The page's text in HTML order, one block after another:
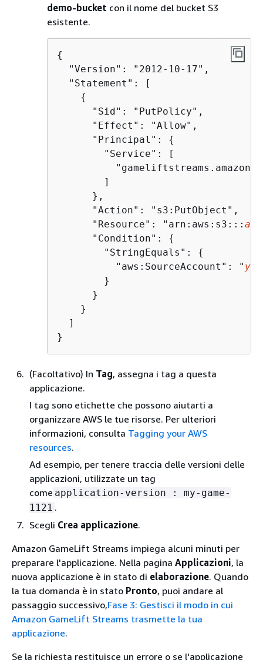
demo-bucket con il nome del bucket S3
esistente.
{
  "Version": "2012-10-17",
  "Statement": [
{
      "Sid": "PutPolicy",
      "Effect": "Allow",
      "Principal":
{
        "Service": [
        ]
      },
      "Action": "s3:PutObject",
      "Resource": "arn:aws:s3:::
      "Condition":
{
        "StringEquals":
{
          "aws:SourceAccount": "
        }
      }
    }
  ]
}
(Facoltativo) In Tag, assegna i tag a questa
applicazione.
I tag sono etichette che possono aiutarti a
organizzare AWS le tue risorse. Per ulteriori
informazioni, consulta Tagging your AWS
resources.
Ad esempio, per tenere traccia delle versioni delle
applicazioni, utilizzate un tag
come application-version : my-game-
1121 .
Scegli Crea applicazione.
Amazon GameLift Streams impiega alcuni minuti per
preparare l'applicazione. Nella pagina Applicazioni, la
nuova applicazione è in stato di elaborazione. Quando
la tua domanda è in stato Pronto, puoi andare al
passaggio successivo,Fase 3: Gestisci il modo in cui
Amazon GameLift Streams trasmette la tua
applicazione.
Se la richiesta restituisce un errore o se l'applicazione